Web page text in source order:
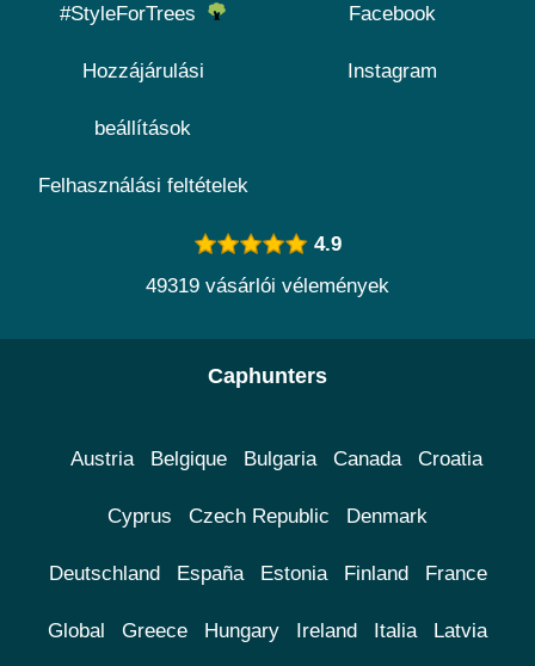
#StyleForTrees
Hozzájárulási
beállítások
Felhasználási feltételek
Facebook
Instagram
4.9
49319 vásárlói vélemények
Caphunters
Austria Belgique Bulgaria Canada Croatia
Cyprus Czech Republic Denmark
Deutschland España Estonia Finland France
Global Greece Hungary Ireland Italia Latvia